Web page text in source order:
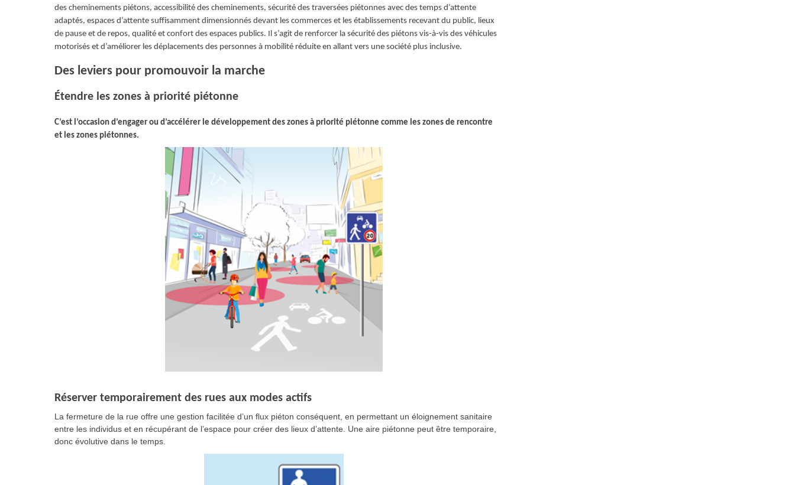
des cheminements piétons, accessibilité des cheminements, sécurité des traversées piétonnes avec des temps d’attente
adaptés, espaces d’attente suﬀisamment dimensionnés devant les commerces et les établissements recevant du public, lieux
de pause et de repos, qualité et confort des espaces publics. Il s’agit de renforcer la sécurité des piétons vis-à-vis des véhicules
motorisés et d’améliorer les déplacements des personnes à mobilité réduite en allant vers une société plus inclusive.
Des leviers pour promouvoir la marche
Étendre les zones à priorité piétonne
C’est l’occasion d’engager ou d’accélérer le développement des zones à priorité piétonne comme les zones de rencontre
et les zones piétonnes.
Réserver temporairement des rues aux modes actifs
La fermeture de la rue offre une gestion facilitée d’un flux piéton conséquent, en permettant un éloignement sanitaire
entre les individus et en récupérant de l’espace pour créer des lieux d’attente. Une aire piétonne peut être temporaire,
donc évolutive dans le temps.